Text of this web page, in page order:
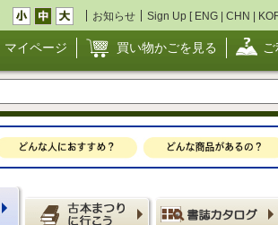
お知らせ Sign Up [ ENG | CHN |
マイページ 買い物かごを見る